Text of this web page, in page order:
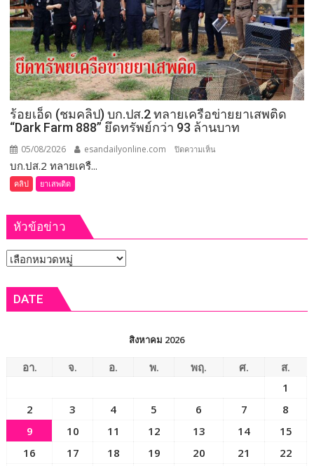
เงาะ
เมือง
เลย
สั่ง
ให้
จัดการ
เลือก
ตั้ง
นายก
อบจ.ขอนแก่น
ใหม่
กกต.
ร้อยเอ็ด (ชมคลิป) บก.ปส.2 ทลายเครือข่ายยาเสพติด
“Dark Farm 888” ยึดทรัพย์กว่า 93 ล้านบาท
05/08/2026 esandailyonline.com ปิดความเห็น
เครือ
ทรัพย์
กว่า
บก.ปส.2 ทลายเครื...
คลิป ยาเสพติด
หัวข้อข่าว
หัวข้อ
DATE
สิงหาคม 2026
อา. จ. อ. พ. พฤ. ศ.
ส.
1
2
3 4 5 6 7
8
9
10 11 12 13 14
15
16
17 18 19 20 21
22